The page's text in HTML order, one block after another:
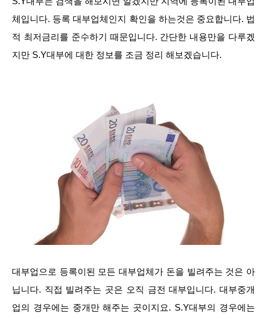
체입니다. 등록 대부업체인지 확인을 하는것은 중요합니다. 법
적 최저금리를 준수하기 때문입니다. 간단한 내용만을 다루겠
지만 S.Y대부에 대한 정보를 조금 정리 해보겠습니다.
대부업으로 등록이된 모든 대부업체가 돈을 빌려주는 것은 아
닙니다. 직접 빌려주는 곳은 오직 금전 대부입니다. 대부중개
업의 경우에는 중개만 해주는 곳이지요. S.Y대부의 경우에는